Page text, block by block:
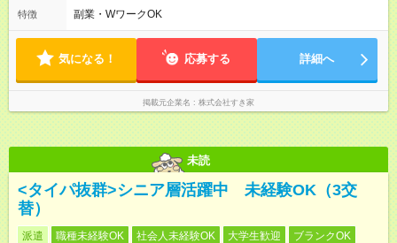
ます♪
特徴 副業・WワークOK
気になる！ 応募する 詳細へ
掲載元企業名 株式会社すき家
未読
<タイパ抜群>シニア層活躍中 未経験OK（3交
替）
派遣 職種未経験OK 社会人未経験OK 大学生歓迎
ブランクOK